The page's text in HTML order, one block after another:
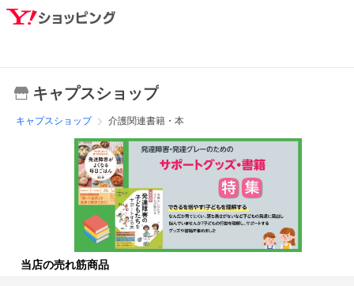
キャプスショップ
キャプスショップ 介護関連書籍・本